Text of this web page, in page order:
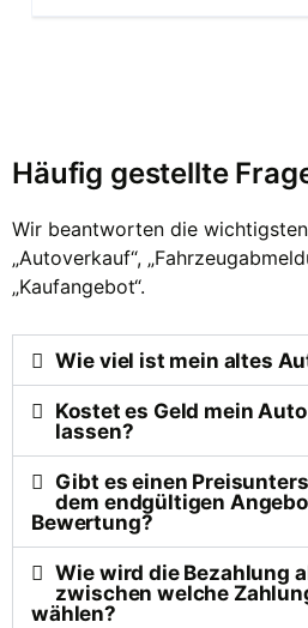
Häufig gestellte
Wir beantworten die
„Autoverkauf“,
„Kaufangebot“.
Wie viel ist mein altes
Kostet es Geld mein
lassen?
Gibt es einen
dem endgültigen
Bewertung?
Wie wird die Bezahlung
zwischen welche
wählen?